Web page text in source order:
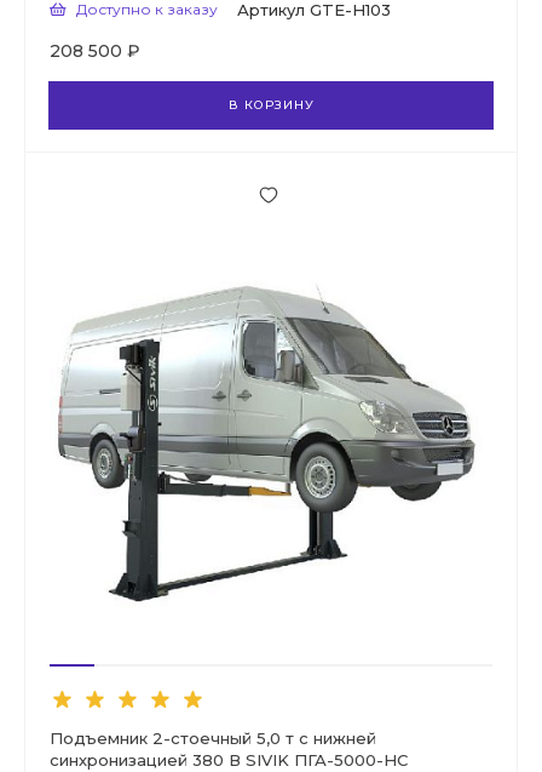
Доступно к заказу Артикул GTE-H103
208 500 ₽
В КОРЗИНУ
Подъемник 2-стоечный 5,0 т с нижней
синхронизацией 380 В SIVIK ПГА-5000-НС